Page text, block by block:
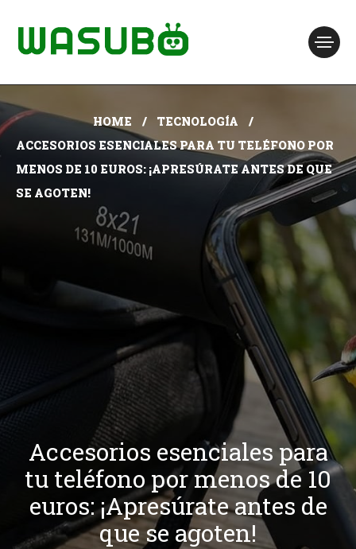
HOME
TECNOLOGÍA
ACCESORIOS ESENCIALES PARA TU TELÉFONO POR
MENOS DE 10 EUROS: ¡APRESÚRATE ANTES DE QUE
SE AGOTEN!
Accesorios esenciales para
tu teléfono por menos de 10
euros: ¡Apresúrate antes de
que se agoten!